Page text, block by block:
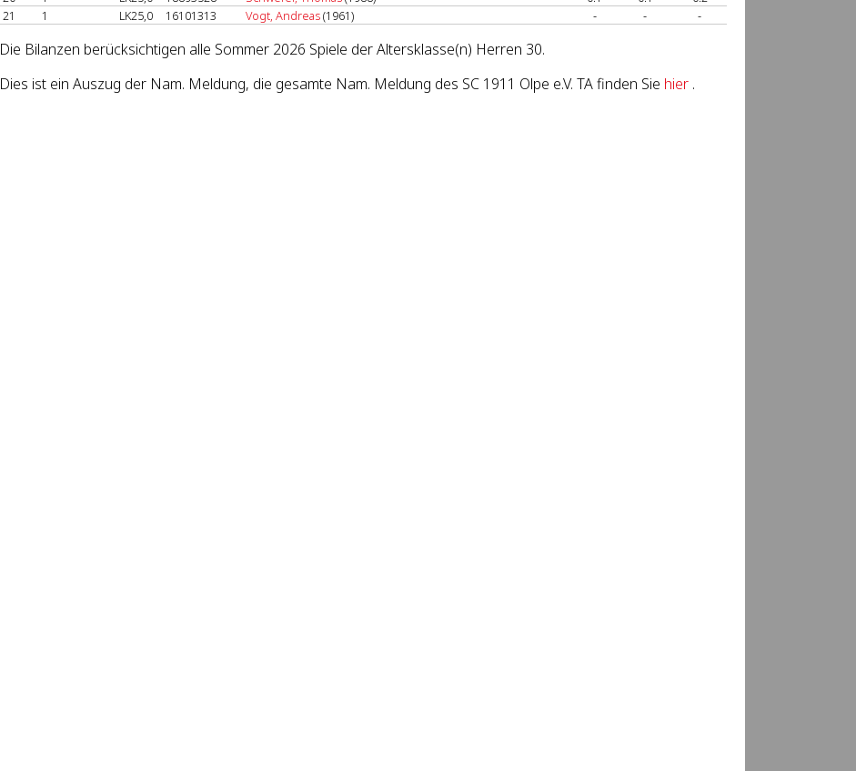
21
1 LK25,0 16101313 Vogt, Andreas(1961) - - -
Die Bilanzen berücksichtigen alle Sommer 2026 Spiele der Altersklasse(n) Herren 30.
Dies ist ein Auszug der Nam. Meldung, die gesamte Nam. Meldung des SC 1911 Olpe e.V. TA finden Sie hier .